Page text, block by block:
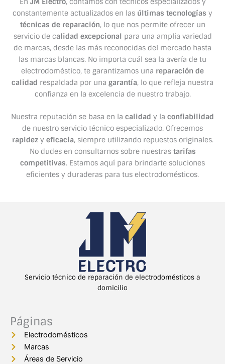
constantemente actualizados en las últimas tecnologías y
técnicas de reparación, lo que nos permite ofrecer un
servicio de calidad excepcional para una amplia variedad
de marcas, desde las más reconocidas del mercado hasta
las marcas blancas. No importa cuál sea la avería de tu
electrodoméstico, te garantizamos una reparación de
calidad respaldada por una garantía, lo que refleja nuestra
confianza en la excelencia de nuestro trabajo.
Nuestra reputación se basa en la calidad y la confiabilidad
de nuestro servicio técnico especializado. Ofrecemos
rapidezy eficacia, siempre utilizando repuestos originales.
No dudes en consultarnos sobre nuestras tarifas
competitivas. Estamos aquí para brindarte soluciones
eficientes y duraderas para tus electrodomésticos.
Servicio técnico de reparación de electrodomésticos a
domicilio
Páginas
Electrodomésticos
Marcas
Áreas de Servicio